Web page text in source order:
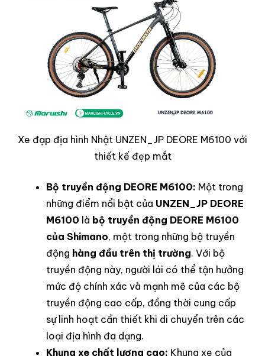
Xe đạp địa hình Nhật UNZEN_JP DEORE M6100 với
thiết kế đẹp mắt
Bộ truyền động DEORE M6100: Một trong
những điểm nổi bật của UNZEN_JP DEORE
M6100 là bộ truyền động DEORE M6100
của Shimano, một trong những bộ truyền
động hàng đầu trên thị trường. Với bộ
truyền động này, người lái có thể tận hưởng
mức độ chính xác và mạnh mẽ của các bộ
truyền động cao cấp, đồng thời cung cấp
sự linh hoạt cần thiết khi di chuyển trên các
loại địa hình đa dạng.
Khung xe chất lượng cao: Khung xe của